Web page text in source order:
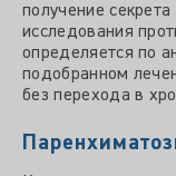
получение
исследования
определяется по
подобранном
без перехода в